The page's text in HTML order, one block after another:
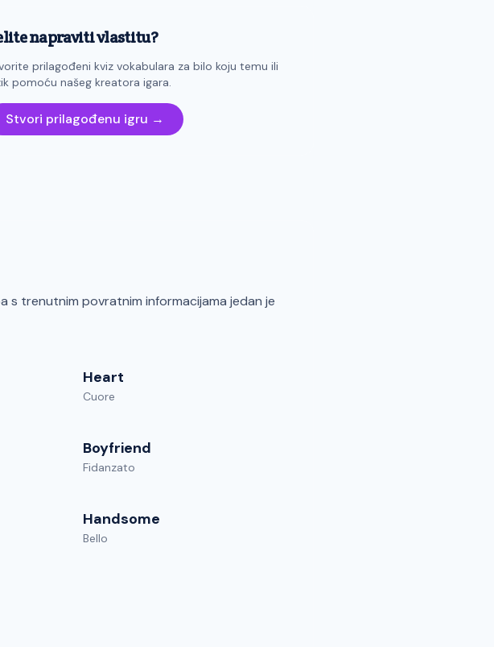
napraviti vlastitu?
prilagođeni kviz vokabulara za bilo koju temu ili
pomoću našeg kreatora igara.
Stvori prilagođenu igru →
s trenutnim povratnim informacijama jedan je
Heart
Cuore
Boyfriend
Fidanzato
Handsome
Bello